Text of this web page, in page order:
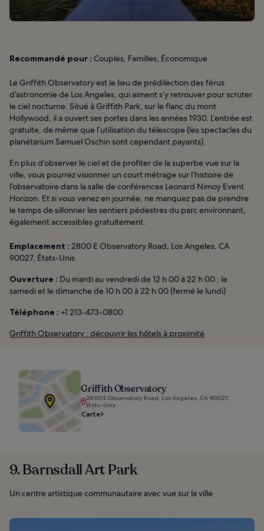
Recommandé pour : Couples, Familles, Économique
Le Griffith Observatory est le lieu de prédilection des férus
d’astronomie de Los Angeles, qui aiment s’y retrouver pour scruter
le ciel nocturne. Situé à Griffith Park, sur le flanc du mont
Hollywood, il a ouvert ses portes dans les années 1930. L’entrée est
gratuite, de même que l’utilisation du télescope (les spectacles du
planétarium Samuel Oschin sont cependant payants).
En plus d’observer le ciel et de profiter de la superbe vue sur la
ville, vous pourrez visionner un court métrage sur l’histoire de
l’observatoire dans la salle de conférences Leonard Nimoy Event
Horizon. Et si vous venez en journée, ne manquez pas de prendre
le temps de sillonner les sentiers pédestres du parc environnant,
également accessibles gratuitement.
Emplacement : 2800 E Observatory Road, Los Angeles, CA
90027, États-Unis
Ouverture : Du mardi au vendredi de 12 h 00 à 22 h 00 ; le
samedi et le dimanche de 10 h 00 à 22 h 00 (fermé le lundi)
Téléphone : +1 213-473-0800
Griffith Observatory : découvrir les hôtels à proximité
Griffith Observatory
2800 E Observatory Road, Los Angeles, CA 90027,
États-Unis
Carte
9. Barnsdall Art Park
Un centre artistique communautaire avec vue sur la ville